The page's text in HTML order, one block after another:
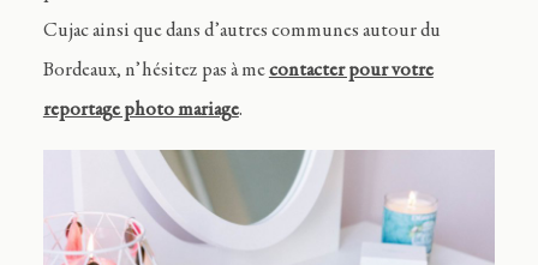
Cujac ainsi que dans d’autres communes autour du
Bordeaux, n’hésitez pas à mecontacter pour votre
reportage photo mariage.